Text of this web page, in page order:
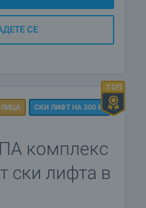
СЕ
ЛИЦА СКИ ЛИФТ НА 300 М
комплекс
ски лифта в